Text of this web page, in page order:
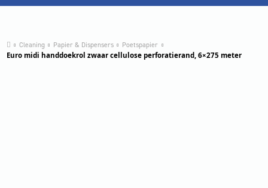
Cleaning Papier & Dispensers Poetspapier
Euro midi handdoekrol zwaar cellulose perforatierand, 6×275 meter